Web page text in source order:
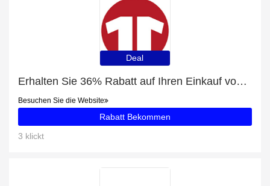
Deal
Erhalten Sie 36% Rabatt auf Ihren Einkauf von Cawila Universalpfeife Schwarz
Besuchen Sie die Website
Rabatt Bekommen
3 klickt